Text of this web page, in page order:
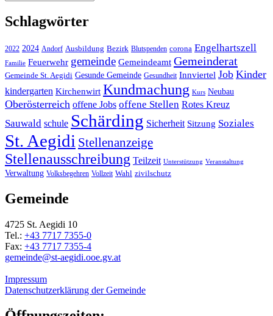
Schlagwörter
2022 2024 Andorf Ausbildung Bezirk Blutspenden corona Engelhartszell
Familie Feuerwehr gemeinde Gemeindeamt Gemeinderat
Gemeinde St. Aegidi Gesunde Gemeinde Gesundheit Innviertel Job Kinder
kindergarten Kirchenwirt Kundmachung Kurs Neubau
Oberösterreich offene Jobs offene Stellen Rotes Kreuz
Sauwald schule Schärding Sicherheit Sitzung Soziales
St. Aegidi Stellenanzeige
Stellenausschreibung Teilzeit Unterstützung Veranstaltung
Verwaltung Volksbegehren Vollzeit Wahl zivilschutz
Gemeinde
4725 St. Aegidi 10
Tel.: +43 7717 7355-0
Fax: +43 7717 7355-4
gemeinde@st-aegidi.ooe.gv.at
Impressum
Datenschutzerklärung der Gemeinde